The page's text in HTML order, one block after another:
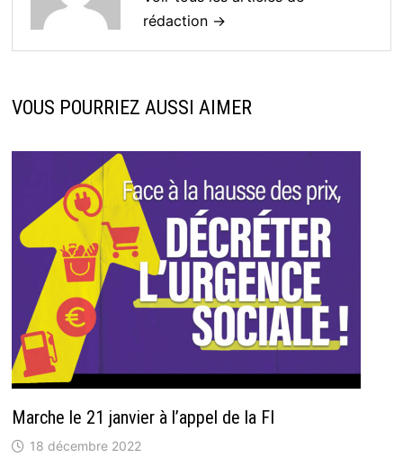
rédaction →
VOUS POURRIEZ AUSSI AIMER
Marche le 21 janvier à l’appel de la FI
18 décembre 2022